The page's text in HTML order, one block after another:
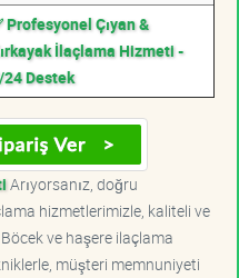
Profesyonel Çıyan &
İlaçlama Hizmeti -
Destek
Arıyorsanız, doğru
hizmetlerimizle, kaliteli ve
ve haşere ilaçlama
müşteri memnuniyeti